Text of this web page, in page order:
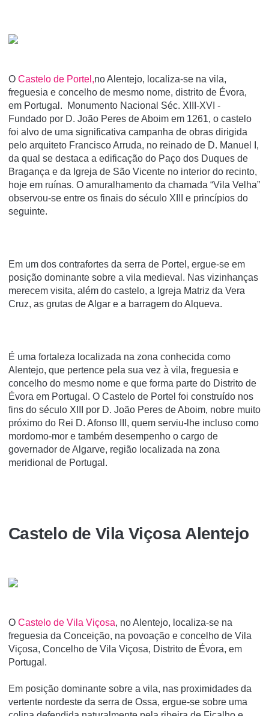
O Castelo de Portel,no Alentejo, localiza-se na vila,
freguesia e concelho de mesmo nome, distrito de Évora,
em Portugal. Monumento Nacional Séc. XIII-XVI -
Fundado por D. João Peres de Aboim em 1261, o castelo
foi alvo de uma significativa campanha de obras dirigida
pelo arquiteto Francisco Arruda, no reinado de D. Manuel I,
da qual se destaca a edificação do Paço dos Duques de
Bragança e da Igreja de São Vicente no interior do recinto,
hoje em ruínas. O amuralhamento da chamada “Vila Velha”
observou-se entre os finais do século XIII e princípios do
seguinte.
Em um dos contrafortes da serra de Portel, ergue-se em
posição dominante sobre a vila medieval. Nas vizinhanças
merecem visita, além do castelo, a Igreja Matriz da Vera
Cruz, as grutas de Algar e a barragem do Alqueva.
É uma fortaleza localizada na zona conhecida como
Alentejo, que pertence pela sua vez à vila, freguesia e
concelho do mesmo nome e que forma parte do Distrito de
Évora em Portugal. O Castelo de Portel foi construído nos
fins do século XIII por D. João Peres de Aboim, nobre muito
próximo do Rei D. Afonso III, quem serviu-lhe incluso como
mordomo-mor e também desempenho o cargo de
governador de Algarve, região localizada na zona
meridional de Portugal.
Castelo de Vila Viçosa Alentejo
O Castelo de Vila Viçosa, no Alentejo, localiza-se na
freguesia da Conceição, na povoação e concelho de Vila
Viçosa, Concelho de Vila Viçosa, Distrito de Évora, em
Portugal.
Em posição dominante sobre a vila, nas proximidades da
vertente nordeste da serra de Ossa, ergue-se sobre uma